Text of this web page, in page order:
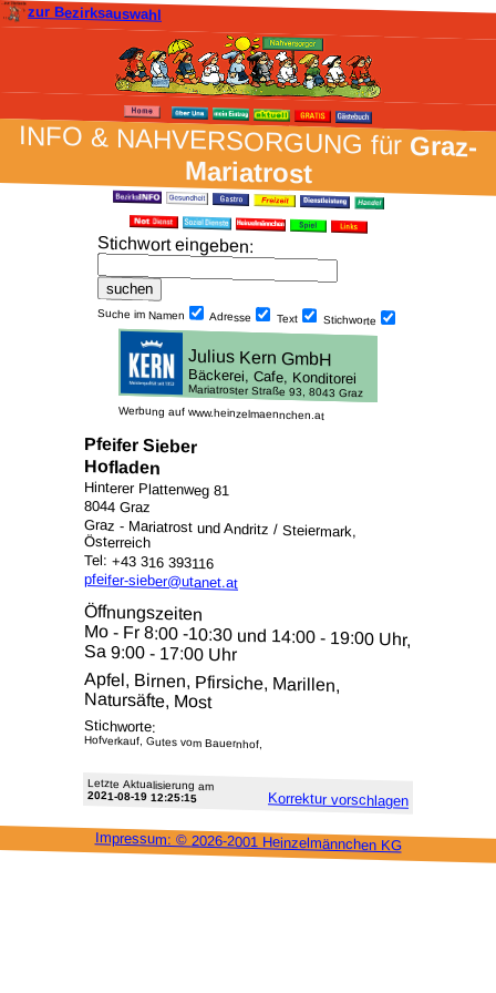
zur Bezirksauswahl
INFO & NAH­VER­SORG­UNG fürGraz-
Mariatrost
Stich­wort ein­geben:
Suche im Namen Adresse Text Stich­worte
Werbung auf www.heinzelmaennchen.at
Pfeifer Sieber
Hofladen
Hinterer Plattenweg 81
8044 Graz
Graz - Mariatrost und Andritz / Steiermark,
Österreich
Tel: +43 316 393116
pfeifer-sieber@utanet.at
Öffnungszeiten
Mo - Fr 8:00 -10:30 und 14:00 - 19:00 Uhr,
Sa 9:00 - 17:00 Uhr
Apfel, Birnen, Pfirsiche, Marillen,
Natursäfte, Most
Stichworte:
Hofverkauf, Gutes vom Bauernhof,
Letzte Aktu­alisie­rung am
2021-08-19 12:25:15 Korrektur vor­schlagen
Impressum: © 2026-2001 Heinzel­männchen KG